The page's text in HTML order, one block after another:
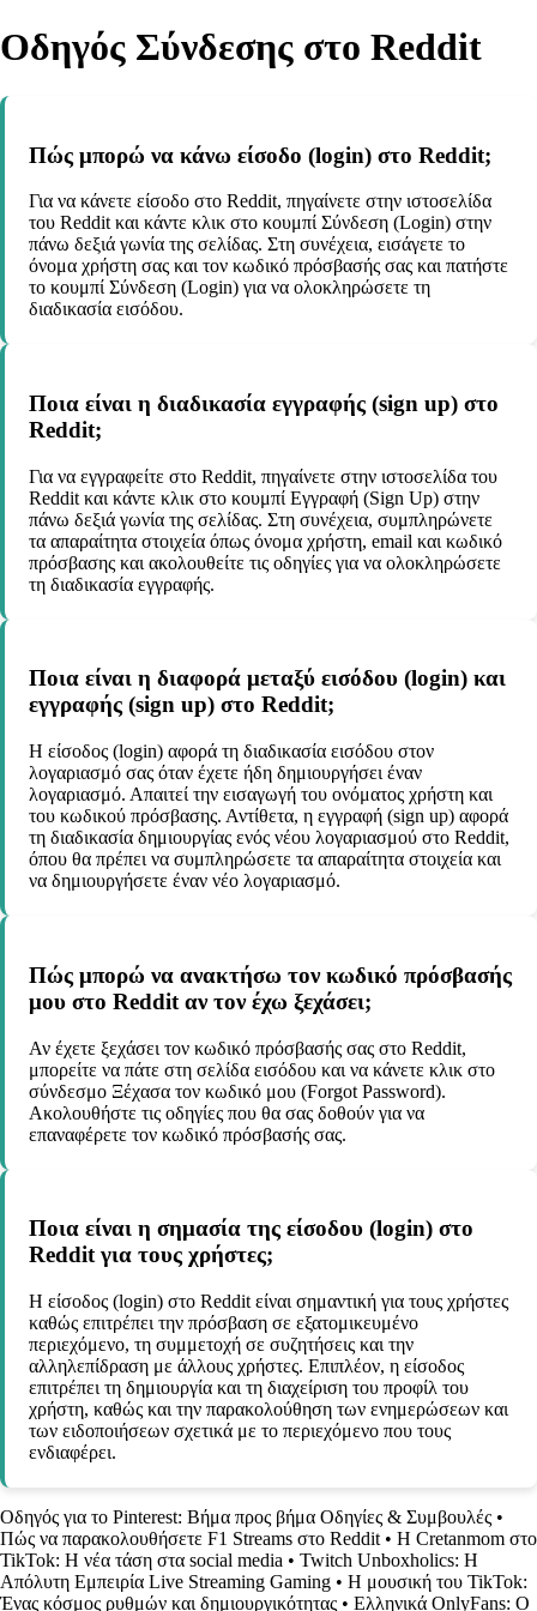
Οδηγός Σύνδεσης στο Reddit
Πώς μπορώ να κάνω είσοδο (login) στο Reddit;
Για να κάνετε είσοδο στο Reddit, πηγαίνετε στην ιστοσελίδα
του Reddit και κάντε κλικ στο κουμπί Σύνδεση (Login) στην
πάνω δεξιά γωνία της σελίδας. Στη συνέχεια, εισάγετε το
όνομα χρήστη σας και τον κωδικό πρόσβασής σας και πατήστε
το κουμπί Σύνδεση (Login) για να ολοκληρώσετε τη
διαδικασία εισόδου.
Ποια είναι η διαδικασία εγγραφής (sign up) στο
Reddit;
Για να εγγραφείτε στο Reddit, πηγαίνετε στην ιστοσελίδα του
Reddit και κάντε κλικ στο κουμπί Εγγραφή (Sign Up) στην
πάνω δεξιά γωνία της σελίδας. Στη συνέχεια, συμπληρώνετε
τα απαραίτητα στοιχεία όπως όνομα χρήστη, email και κωδικό
πρόσβασης και ακολουθείτε τις οδηγίες για να ολοκληρώσετε
τη διαδικασία εγγραφής.
Ποια είναι η διαφορά μεταξύ εισόδου (login) και
εγγραφής (sign up) στο Reddit;
Η είσοδος (login) αφορά τη διαδικασία εισόδου στον
λογαριασμό σας όταν έχετε ήδη δημιουργήσει έναν
λογαριασμό. Απαιτεί την εισαγωγή του ονόματος χρήστη και
του κωδικού πρόσβασης. Αντίθετα, η εγγραφή (sign up) αφορά
τη διαδικασία δημιουργίας ενός νέου λογαριασμού στο Reddit,
όπου θα πρέπει να συμπληρώσετε τα απαραίτητα στοιχεία και
να δημιουργήσετε έναν νέο λογαριασμό.
Πώς μπορώ να ανακτήσω τον κωδικό πρόσβασής
μου στο Reddit αν τον έχω ξεχάσει;
Αν έχετε ξεχάσει τον κωδικό πρόσβασής σας στο Reddit,
μπορείτε να πάτε στη σελίδα εισόδου και να κάνετε κλικ στο
σύνδεσμο Ξέχασα τον κωδικό μου (Forgot Password).
Ακολουθήστε τις οδηγίες που θα σας δοθούν για να
επαναφέρετε τον κωδικό πρόσβασής σας.
Ποια είναι η σημασία της είσοδου (login) στο
Reddit για τους χρήστες;
Η είσοδος (login) στο Reddit είναι σημαντική για τους χρήστες
καθώς επιτρέπει την πρόσβαση σε εξατομικευμένο
περιεχόμενο, τη συμμετοχή σε συζητήσεις και την
αλληλεπίδραση με άλλους χρήστες. Επιπλέον, η είσοδος
επιτρέπει τη δημιουργία και τη διαχείριση του προφίλ του
χρήστη, καθώς και την παρακολούθηση των ενημερώσεων και
των ειδοποιήσεων σχετικά με το περιεχόμενο που τους
ενδιαφέρει.
Οδηγός για το Pinterest: Βήμα προς βήμα Οδηγίες & Συμβουλές •
Πώς να παρακολουθήσετε F1 Streams στο Reddit • Η Cretanmom στο
TikTok: Η νέα τάση στα social media • Twitch Unboxholics: Η
Απόλυτη Εμπειρία Live Streaming Gaming • Η μουσική του TikTok:
Ένας κόσμος ρυθμών και δημιουργικότητας • Ελληνικά OnlyFans: Ο